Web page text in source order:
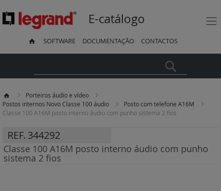
E-catálogo
SOFTWARE DOCUMENTAÇÃO CONTACTOS
Porteiros áudio e vídeo
Postos internos Novo Classe 100 áudio
Posto com telefone A16M
Classe 100 A16M posto interno áudio com punho sistema 2 fios
REF. 344292
Classe 100 A16M posto interno áudio com punho
sistema 2 fios